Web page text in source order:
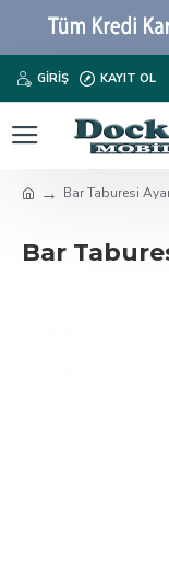
GIRIŞ KAYIT OL
Bar Taburesi
Bar